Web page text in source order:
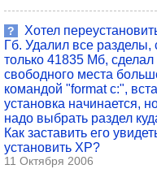
?
Хотел
Гб. Удалил все
только 41835 Мб,
свободного места
командой "format с:",
установка начинается,
надо выбрать раздел
Как заставить его
установить ХР?
11 Октября 2006